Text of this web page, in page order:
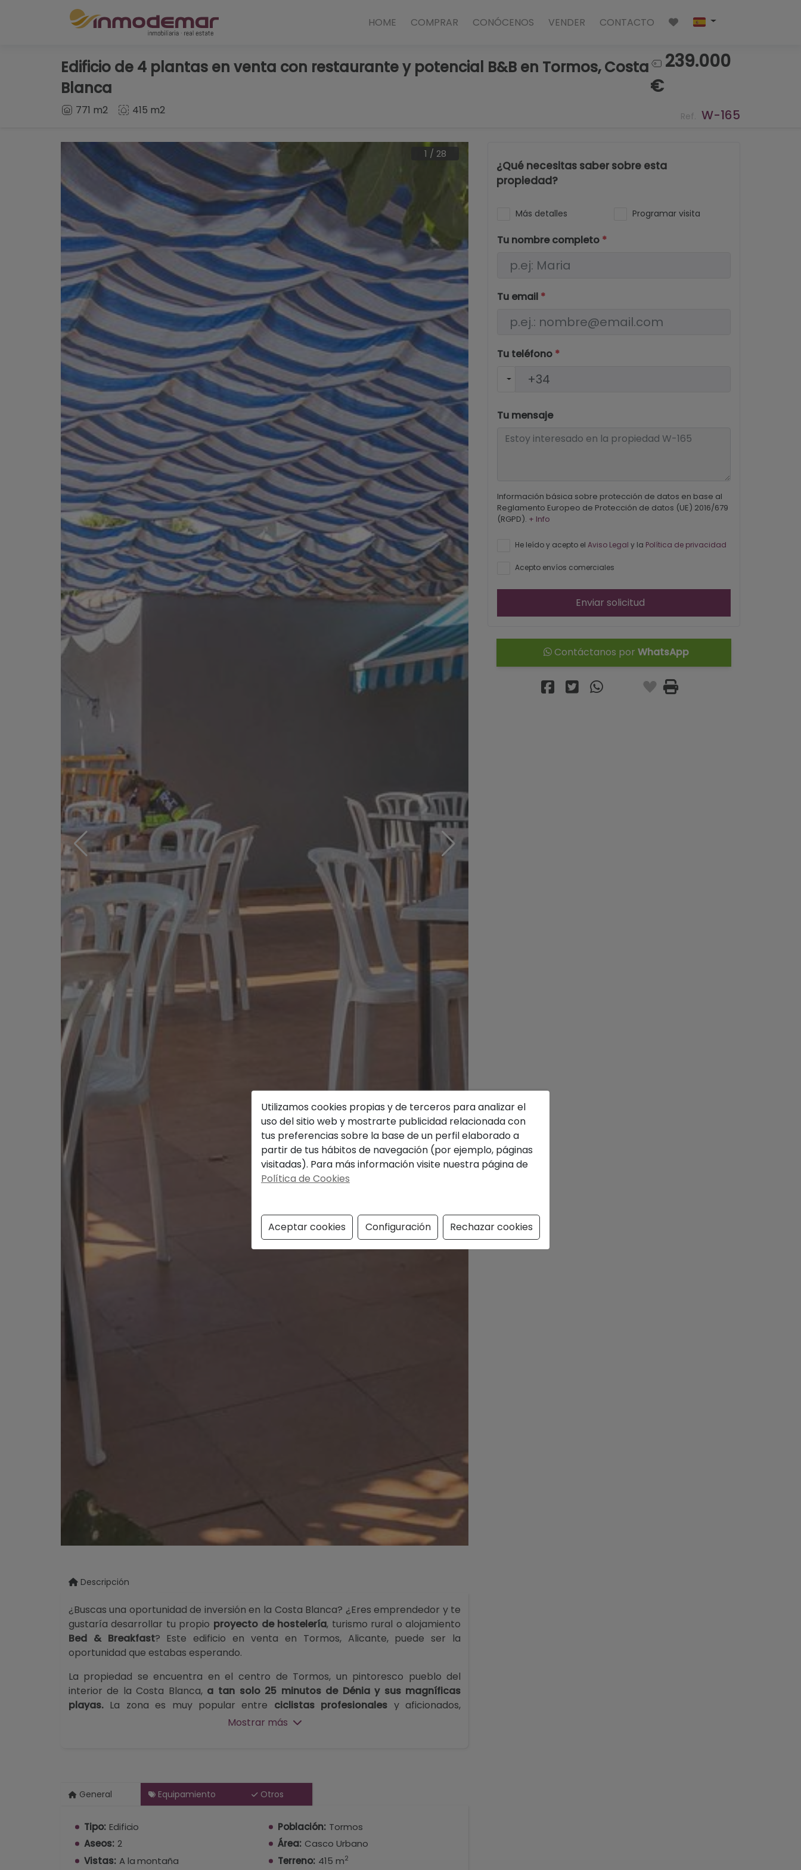
HOME COMPRAR CONÓCENOS VENDER CONTACTO
Edificio de 4 plantas en venta con restaurante y potencial B&B en Tormos, Costa
Blanca
239.000
€
771 m2 415 m2 Ref. W-165
1 / 28
Descripción
¿Buscas una oportunidad de inversión en la Costa Blanca? ¿Eres emprendedor y te
gustaría desarrollar tu propio proyecto de hostelería, turismo rural o alojamiento
Bed & Breakfast? Este edificio en venta en Tormos, Alicante, puede ser la
oportunidad que estabas esperando.
La propiedad se encuentra en el centro de Tormos, un pintoresco pueblo del
interior de la Costa Blanca, a tan solo 25 minutos de Dénia y sus magníficas
playas.La zona es muy popular entre ciclistas profesionales y aficionados,
turismo rural y visitantes que desean disfrutar de la
En la planta baja se encuentra un bar/restaurante, actualmente cerrado, con
aproximadamente 236 m² construidos, además de una
personas, lo que ofrece un gran potencial para reabrirlo como restaurante, bar,
cafetería o negocio de hostelería.
Sobre el restaurante se distribuyen tres plantas adicionales. La primera planta
Mostrar más
General Equipamiento Otros
Tipo: Edificio Población: Tormos
Aseos: 2 Área: Casco Urbano
Vistas: A la montaña Terreno: 415 m2
¿Qué necesitas saber sobre esta
propiedad?
Más detalles Programar visita
Tu nombre completo *
Tu email *
Tu teléfono *
Tu mensaje
Información básica sobre protección de datos en base al
Reglamento Europeo de Protección de datos (UE) 2016/679
(RGPD). + Info
He leído y acepto el Aviso Legal y la Política de privacidad
Acepto envíos comerciales
Enviar solicitud
Contáctanos por WhatsApp
Utilizamos cookies propias y de terceros para analizar el
uso del sitio web y mostrarte publicidad relacionada con
tus preferencias sobre la base de un perfil elaborado a
partir de tus hábitos de navegación (por ejemplo, páginas
visitadas). Para más información visite nuestra página de
Política de Cookies
Aceptar cookies Configuración Rechazar cookies